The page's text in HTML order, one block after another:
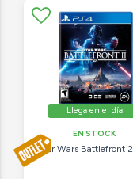
Llega en el día
EN STOCK
Star Wars Battlefront